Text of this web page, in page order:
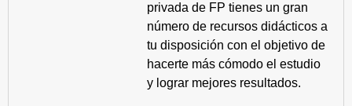
privada de FP tienes un gran
número de recursos didácticos a
tu disposición con el objetivo de
hacerte más cómodo el estudio
y lograr mejores resultados.